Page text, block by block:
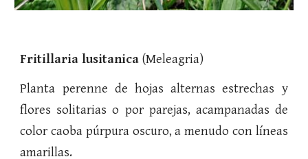
Fritillaria lusitanica(Meleagria)
Planta perenne de hojas alternas estrechas y
flores solitarias o por parejas, acampanadas de
color caoba púrpura oscuro, a menudo con líneas
amarillas.